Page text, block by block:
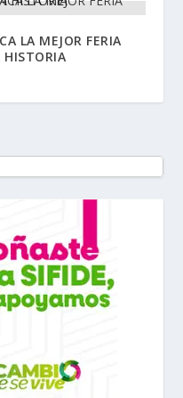
LA MEJOR FERIA
HISTORIA